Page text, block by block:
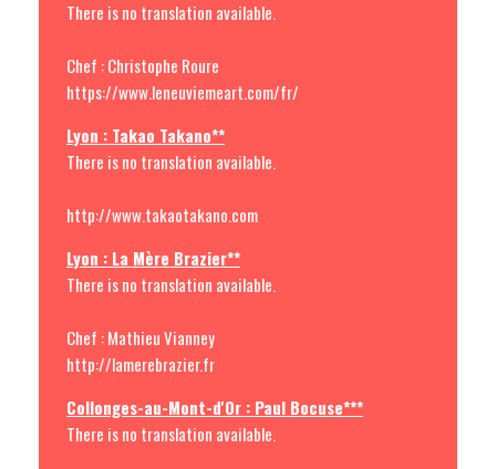
There is no translation available.
Chef : Christophe Roure
https://www.leneuviemeart.com/fr/
Lyon : Takao Takano**
There is no translation available.
http://www.takaotakano.com
Lyon : La Mère Brazier**
There is no translation available.
Chef : Mathieu Vianney
http://lamerebrazier.fr
Collonges-au-Mont-d'Or : Paul Bocuse***
There is no translation available.